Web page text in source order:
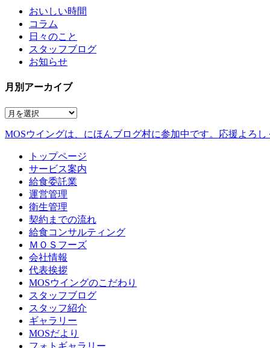
おいしい時間
コラム
日々のこと
スタッフブログ
お知らせ
月別アーカイブ
MOSウイングは、にほんブログ村に参加中です。 応援よろし
トップページ
サービス案内
給食委託業
運営管理
衛生管理
契約までの流れ
給食コンサルティング
ＭＯＳフーズ
会社情報
代表挨拶
MOSウイングのこだわり
スタッフブログ
スタッフ紹介
ギャラリー
MOSだより
フォトギャラリー